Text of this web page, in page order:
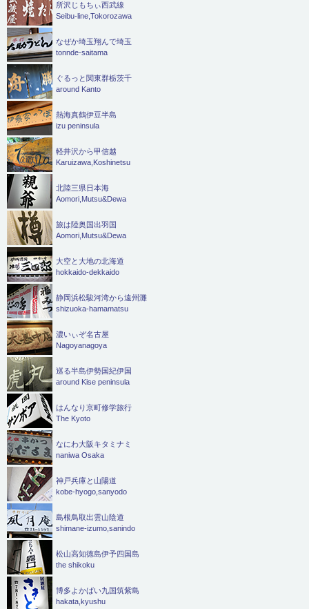
所沢じもちぃ西武線
Seibu-line,Tokorozawa
なぜか埼玉翔んで埼玉
tonnde-saitama
ぐるっと関東群栃茨千
around Kanto
熱海真鶴伊豆半島
izu peninsula
軽井沢から甲信越
Karuizawa,Koshinetsu
北陸三県日本海
Aomori,Mutsu&Dewa
旅は陸奥国出羽国
Aomori,Mutsu&Dewa
大空と大地の北海道
hokkaido-dekkaido
静岡浜松駿河湾から遠州灘
shizuoka-hamamatsu
濃いぃぞ名古屋
Nagoyanagoya
巡る半島伊勢国紀伊国
around Kise peninsula
はんなり京町修学旅行
The Kyoto
なにわ大阪キタミナミ
naniwa Osaka
神戸兵庫と山陽道
kobe-hyogo,sanyodo
島根鳥取出雲山陰道
shimane-izumo,sanindo
松山高知徳島伊予四国島
the shikoku
博多よかばい九国筑紫島
hakata,kyushu